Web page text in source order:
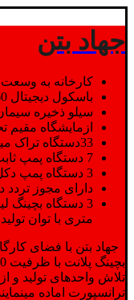
جهاد بتن
کارخانه به وسعت 20000 متر مربع
باسکول دیجیتال 60 تنی استاندارد
سیلو ذخیره سیمان به
ازمایشگاه مقیم
33دستگاه تراک میکسر
7 دستگاه پمپ ثابت
3 دستگاه پمپ دکل 36-42-52 متری
دارای مجوز تردد
متری با توان تولید 150 متر مکعب در ساعت)
جهاد بتن با فضای
تلاش واحدهای تولید و
ترانسپورت اماده